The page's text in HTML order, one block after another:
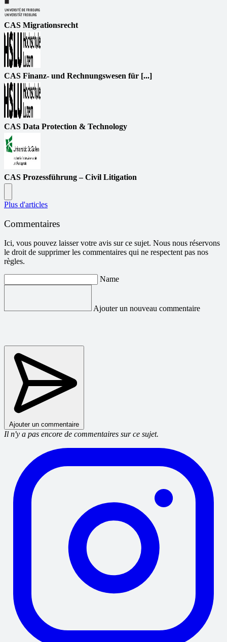
CAS Migrationsrecht
CAS Finanz- und Rechnungswesen für [...]
CAS Data Protection & Technology
CAS Prozessführung – Civil Litigation
Plus d'articles
Commentaires
Ici, vous pouvez laisser votre avis sur ce sujet. Nous nous réservons
le droit de supprimer les commentaires qui ne respectent pas nos
règles.
Name
Ajouter un nouveau commentaire
Ajouter un commentaire
Il n'y a pas encore de commentaires sur ce sujet.